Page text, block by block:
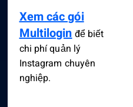
Xem các gói
Multiloginđể biết
chi phí quản lý
Instagram chuyên
nghiệp.